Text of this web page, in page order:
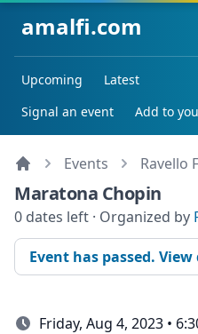
amalfi.com
Upcoming
Latest
Signal an event
Add to
Events Ravello
Maratona Chopin
0 dates left · Organized by
Event has passed. View
Friday, Aug 4, 2023 •